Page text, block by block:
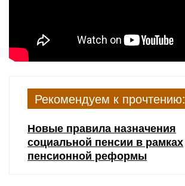
Рекомендуем к прочтению:
Новые правила назначения
социальной пенсии в рамках
пенсионной реформы